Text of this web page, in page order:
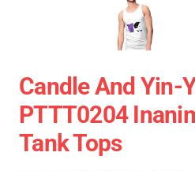
Candle And Yin-
PTTT0204
Tank Tops